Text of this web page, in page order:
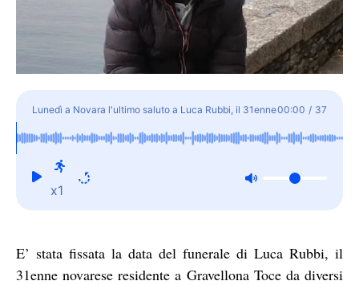
Lunedì a Novara l'ultimo saluto a Luca Rubbi, il 31enne
di Gravellona morto in un incidente
00:00 / 37
x1
E’ stata fissata la data del funerale di Luca Rubbi, il
31enne novarese residente a Gravellona Toce da diversi